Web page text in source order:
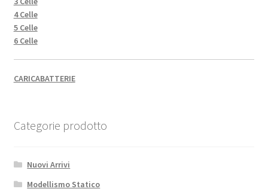
4 Celle
5 Celle
6 Celle
CARICABATTERIE
Categorie prodotto
Nuovi Arrivi
Modellismo Statico